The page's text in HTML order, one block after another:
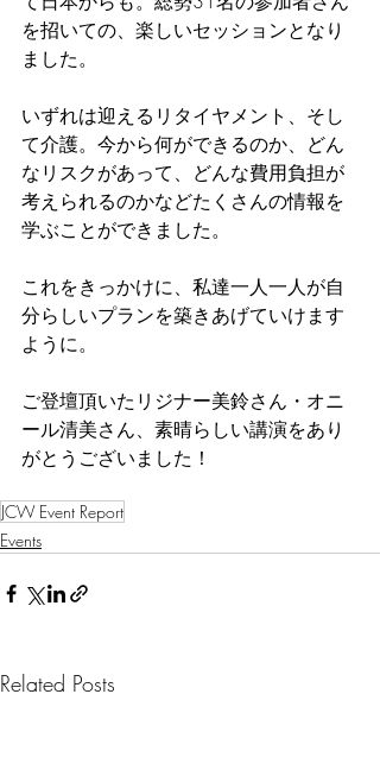
を招いての、楽しいセッションとなり
ました。
いずれは迎えるリタイヤメント、そし
て介護。今から何ができるのか、どん
なリスクがあって、どんな費用負担が
考えられるのかなどたくさんの情報を
学ぶことができました。
これをきっかけに、私達一人一人が自
分らしいプランを築きあげていけます
ように。
ご登壇頂いたリジナー美鈴さん・オニ
ール清美さん、素晴らしい講演をあり
がとうございました！
JCW Event Report
Events
Related Posts